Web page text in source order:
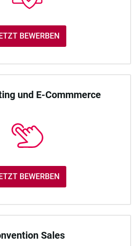
BEWERBEN
und E-Commmerce
BEWERBEN
Sales